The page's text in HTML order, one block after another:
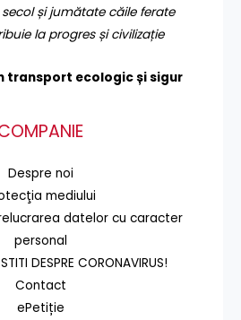
și jumătate căile ferate
la progres și civilizație
transport ecologic și sigur
Despre noi
mediului
datelor cu caracter
personal
DESPRE CORONAVIRUS!
Contact
ePetiție